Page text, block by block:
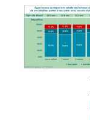
Image